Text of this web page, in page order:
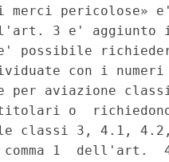
merci pericolose»
3 e' aggiunto
possibile
con i
per aviazione
titolari o
classi 3, 4.1,
comma 1  dell'art.